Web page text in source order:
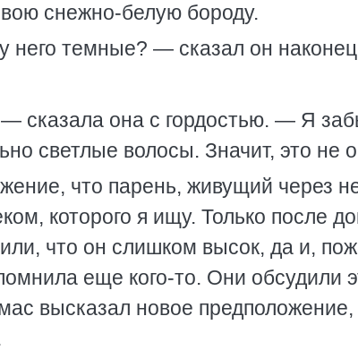
снежно-белую бороду.
него темные? — сказал он
сказала она с гордостью. — Я
светлые волосы. Значит, это не
что парень, живущий через
которого я ищу. Только после
что он слишком высок, да и,
еще кого-то. Они обсудили
высказал новое предположение,